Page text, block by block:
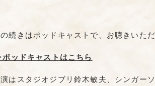
の続きはポッドキャストで、お聴きいた
ポッドキャストはこちら
はスタジオジブリ鈴木敏夫、シンガー